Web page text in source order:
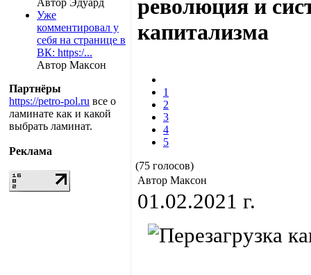
Уже
комментировал у
себя на странице в
ВК: https:/...
Автор Максон
Партнёры
https://petro-pol.ru все о
ламинате как и какой
выбрать ламинат.
Реклама
революция и
капитализма
1
2
3
4
5
(75 голосов)
Автор Максон
01.02.2021 г.